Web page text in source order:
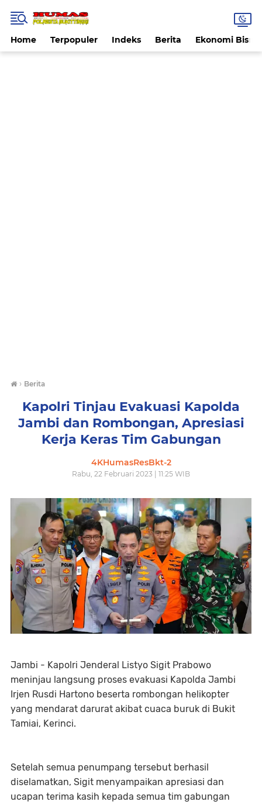
Home Terpopuler Indeks Berita Ekonomi Bisnis
› Berita
Kapolri Tinjau Evakuasi Kapolda
Jambi dan Rombongan, Apresiasi
Kerja Keras Tim Gabungan
4KHumasResBkt-2
Rabu, 22 Februari 2023 | 11:25 WIB
Jambi - Kapolri Jenderal Listyo Sigit Prabowo
meninjau langsung proses evakuasi Kapolda Jambi
Irjen Rusdi Hartono beserta rombongan helikopter
yang mendarat darurat akibat cuaca buruk di Bukit
Tamiai, Kerinci.
Setelah semua penumpang tersebut berhasil
diselamatkan, Sigit menyampaikan apresiasi dan
ucapan terima kasih kepada semua tim gabungan